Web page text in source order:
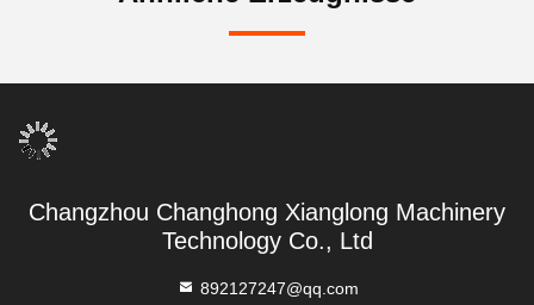
Changzhou Changhong Xianglong Machinery
Technology Co., Ltd
892127247@qq.com